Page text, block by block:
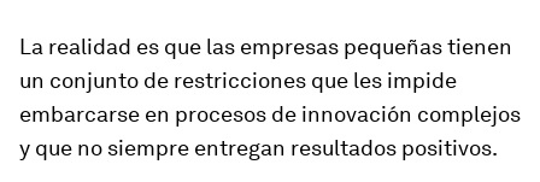
La realidad es que las empresas pequeñas tienen
un conjunto de restricciones que les impide
embarcarse en procesos de innovación complejos
y que no siempre entregan resultados positivos.